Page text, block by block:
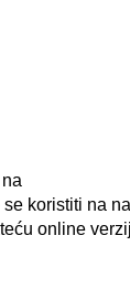
koristiti na
online